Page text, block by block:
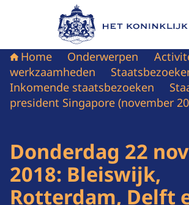
Naar de homepage van Het
Home Onderwerpen
werkzaamheden
Inkomende staatsbezoeken
president Singapore (november
Donderdag 22
2018: Bleiswijk,
Rotterdam, Delft